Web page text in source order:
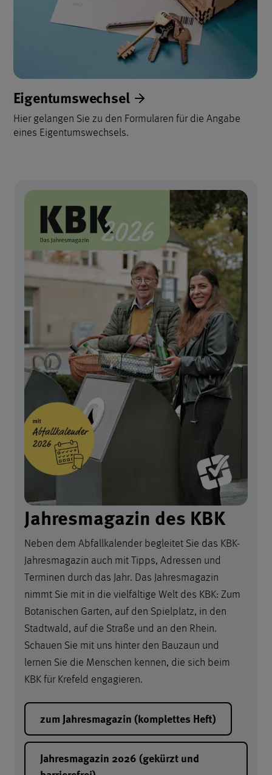
Eigentumswechsel
Hier gelangen Sie zu den Formularen für die Angabe
eines Eigentumswechsels.
KBK Jahresmagazin
Jahresmagazin des KBK
Neben dem Abfallkalender begleitet Sie das KBK-
Jahresmagazin auch mit Tipps, Adressen und
Terminen durch das Jahr. Das Jahresmagazin
nimmt Sie mit in die vielfältige Welt des KBK: Zum
Botanischen Garten, auf den Spielplatz, in den
Stadtwald, auf die Straße und an den Rhein.
Schauen Sie mit uns hinter den Bauzaun und
lernen Sie die Menschen kennen, die sich beim
KBK für Krefeld engagieren.
zum Jahresmagazin (komplettes Heft)
Jahresmagazin 2026 (gekürzt und